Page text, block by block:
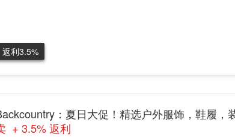
返利3.5%
：夏日大促！精选户外服饰，鞋履，
+ 3.5% 返利